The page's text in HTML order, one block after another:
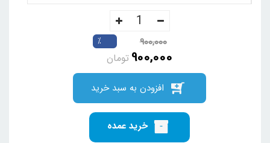
900,000
900,000 تومان
%
افزودن به سبد خرید
خرید عمده